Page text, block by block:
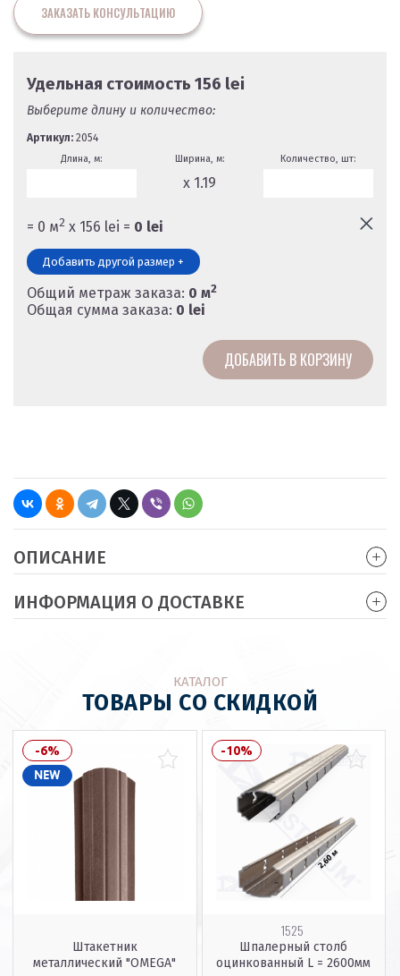
ЗАКАЗАТЬ КОНСУЛЬТАЦИЮ
Удельная стоимость 156 lei
Выберите длину и количество:
Артикул: 2054
Длина, м: Ширина, м:
x 1.19
Количество, шт:
= 0 м2 х 156 lei = 0 lei
Добавить другой размер +
Общий метраж заказа: 0 м2
Общая сумма заказа: 0 lei
ДОБАВИТЬ В КОРЗИНУ
ОПИСАНИЕ
ИНФОРМАЦИЯ О ДОСТАВКЕ
КАТАЛОГ
ТОВАРЫ СО СКИДКОЙ
-6%
NEW
Штакетник
металлический "OMEGA"
-10%
1525
Шпалерный столб
оцинкованный L = 2600мм